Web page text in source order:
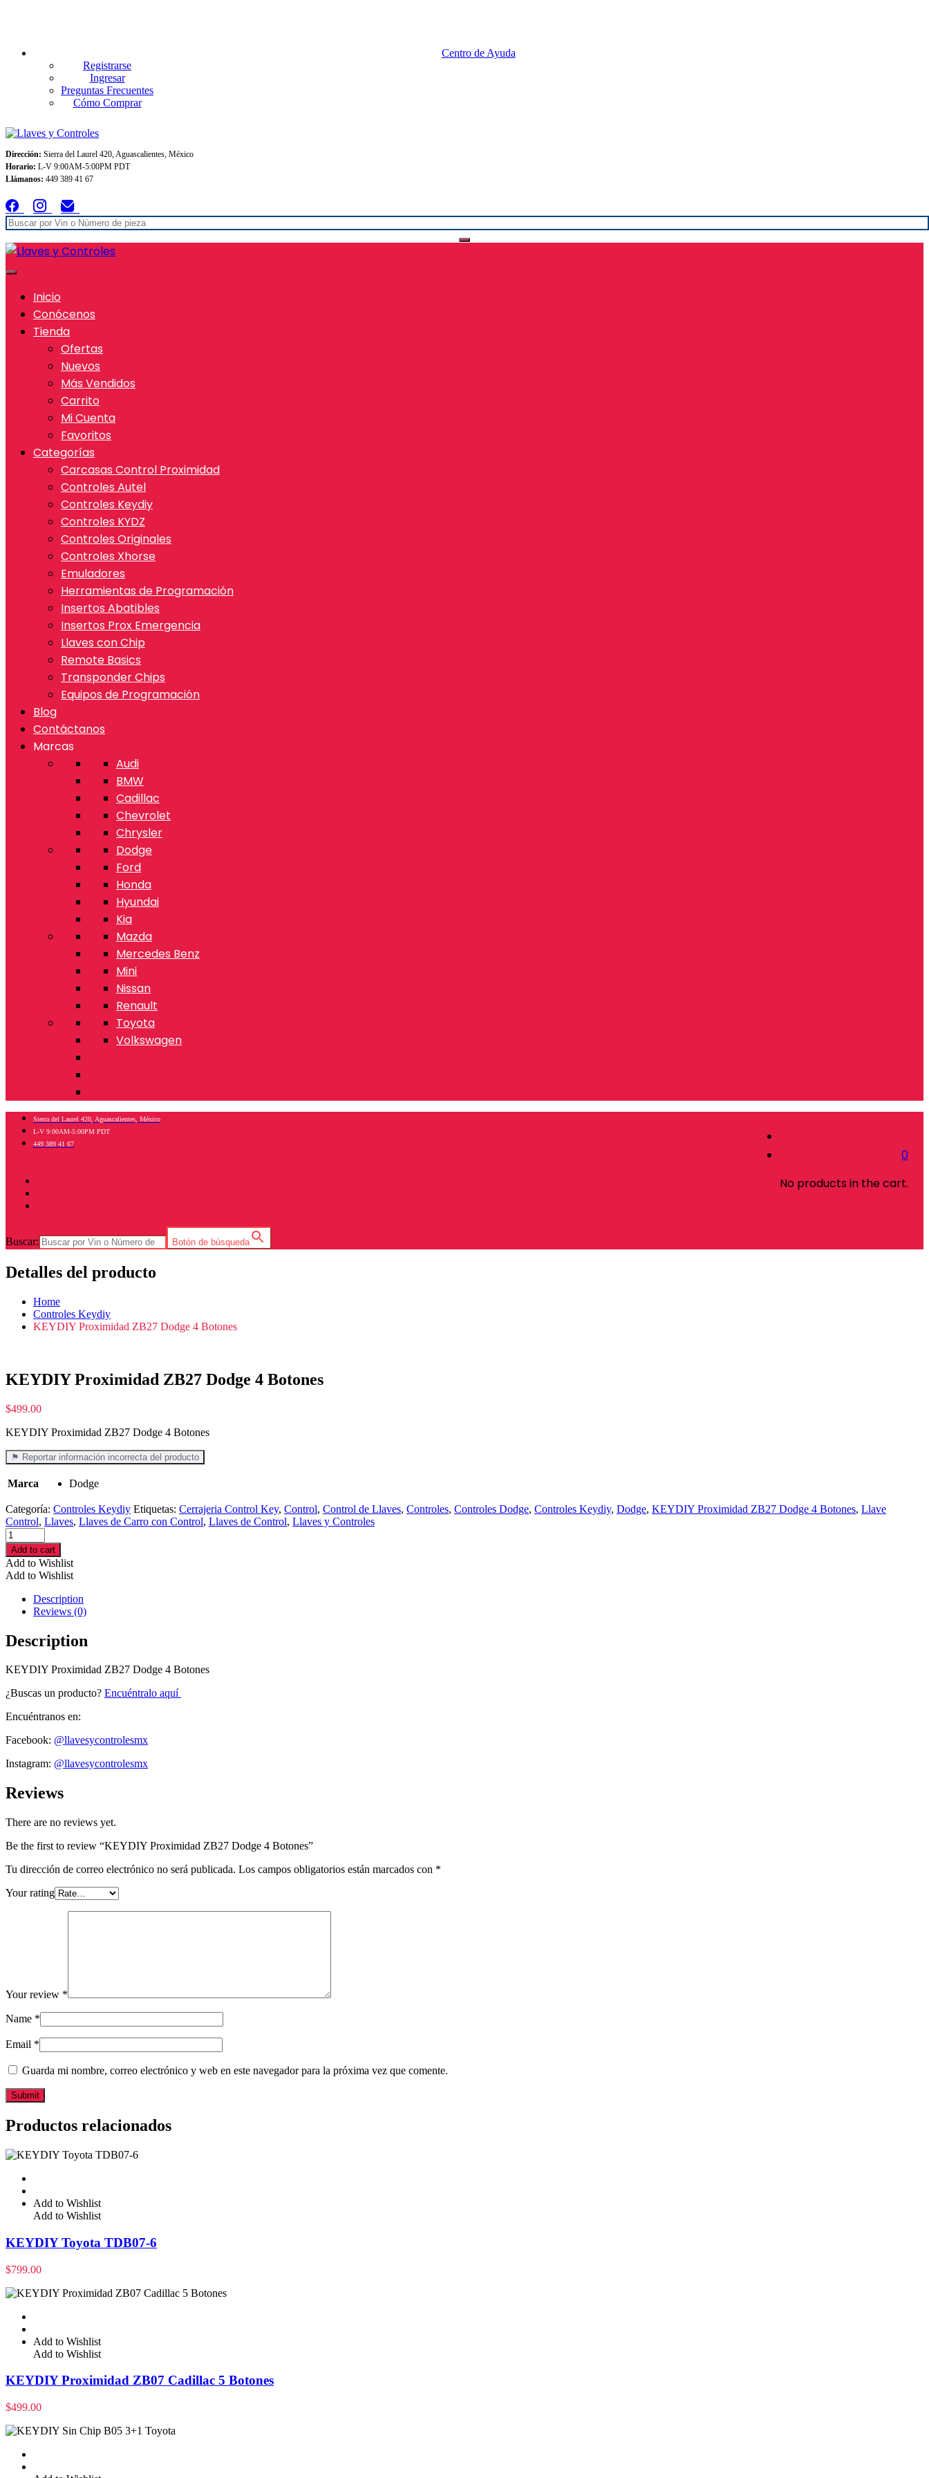
Centro de Ayuda
Registrarse
Ingresar
Preguntas Frecuentes
Cómo Comprar
Dirección: Sierra del Laurel 420, Aguascalientes, México
Horario: L-V 9:00AM-5:00PM PDT
Llámanos: 449 389 41 67
Inicio
Conócenos
Tienda
Ofertas
Nuevos
Más Vendidos
Carrito
Mi Cuenta
Favoritos
Categorías
Carcasas Control Proximidad
Controles Autel
Controles Keydiy
Controles KYDZ
Controles Originales
Controles Xhorse
Emuladores
Herramientas de Programación
Insertos Abatibles
Insertos Prox Emergencia
Llaves con Chip
Remote Basics
Transponder Chips
Equipos de Programación
Blog
Contáctanos
Marcas
Audi
BMW
Cadillac
Chevrolet
Chrysler
Dodge
Ford
Honda
Hyundai
Kia
Mazda
Mercedes Benz
Mini
Nissan
Renault
Toyota
Volkswagen
0
No products in the cart.
Sierra del Laurel 420, Aguascalientes, México
L-V 9:00AM-5:00PM PDT
449 389 41 67
Buscar: Botón de búsqueda
Detalles del producto
Home
Controles Keydiy
KEYDIY Proximidad ZB27 Dodge 4 Botones
KEYDIY Proximidad ZB27 Dodge 4 Botones
$499.00
KEYDIY Proximidad ZB27 Dodge 4 Botones
⚑ Reportar información incorrecta del producto
Marca Dodge
Categoría: Controles Keydiy Etiquetas: Cerrajeria Control Key, Control, Control de Llaves, Controles, Controles Dodge, Controles Keydiy, Dodge, KEYDIY Proximidad ZB27 Dodge 4 Botones, Llave
Control, Llaves, Llaves de Carro con Control, Llaves de Control, Llaves y Controles
KEYDIY
Proximidad
ZB27
Dodge
4
Botones
cantidad
Add to cart
Add to Wishlist
Add to Wishlist
Description
Reviews (0)
Description
KEYDIY Proximidad ZB27 Dodge 4 Botones
¿Buscas un producto? Encuéntralo aquí
Encuéntranos en:
Facebook: @llavesycontrolesmx
Instagram: @llavesycontrolesmx
Reviews
There are no reviews yet.
Be the first to review “KEYDIY Proximidad ZB27 Dodge 4 Botones”
Tu dirección de correo electrónico no será publicada. Los campos obligatorios están marcados con *
Your rating
Your review *
Name *
Email *
Guarda mi nombre, correo electrónico y web en este navegador para la próxima vez que comente.
Productos relacionados
Add to Wishlist
Add to Wishlist
KEYDIY Toyota TDB07-6
$799.00
Add to Wishlist
Add to Wishlist
KEYDIY Proximidad ZB07 Cadillac 5 Botones
$499.00